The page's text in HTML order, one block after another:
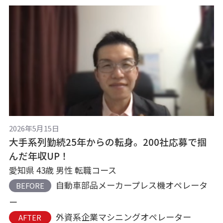
2026年5月15日
大手系列勤続25年からの転身。200社応募で掴
んだ年収UP！
愛知県 43歳 男性 転職コース
BEFORE
自動車部品メーカープレス機オペレータ
ー
AFTER 外資系企業マシニングオペレーター